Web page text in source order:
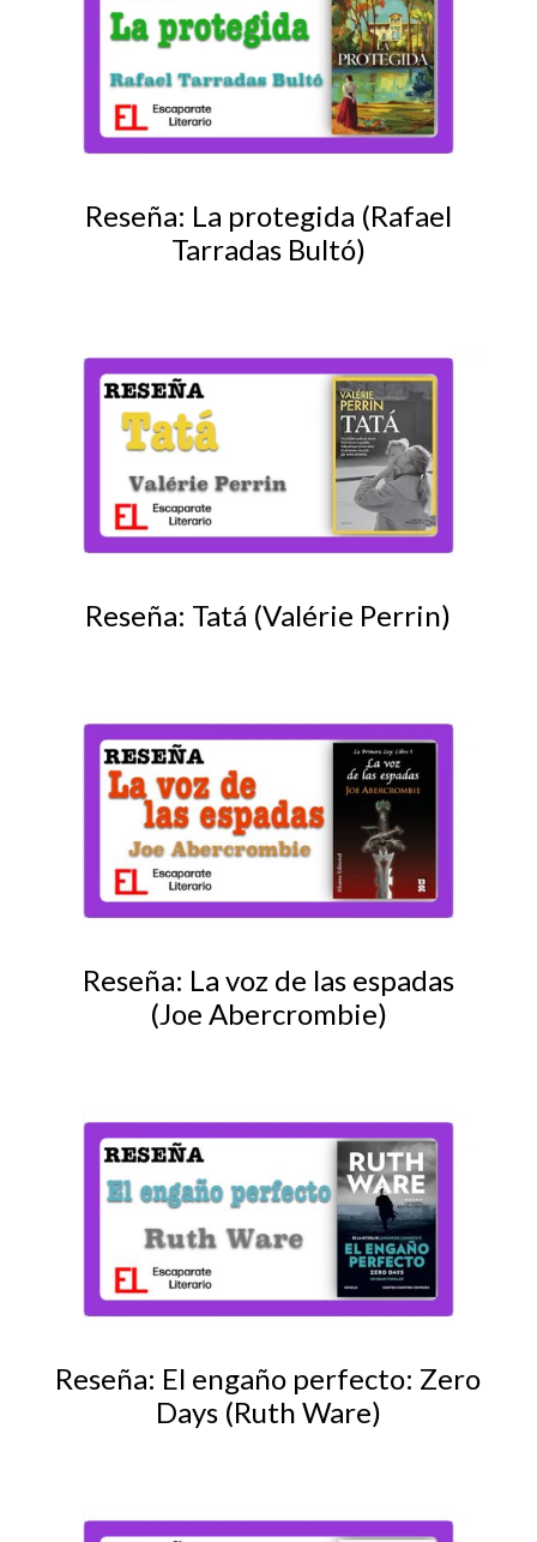
Reseña: La protegida (Rafael
Tarradas Bultó)
Reseña: Tatá (Valérie Perrin)
Reseña: La voz de las espadas
(Joe Abercrombie)
Reseña: El engaño perfecto: Zero
Days (Ruth Ware)